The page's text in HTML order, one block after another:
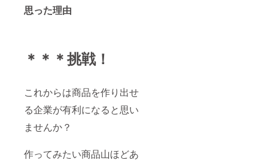
思った理由
＊＊＊挑戦！
これからは商品を作り出せ
る企業が有利になると思い
ませんか？
作ってみたい商品山ほどあ